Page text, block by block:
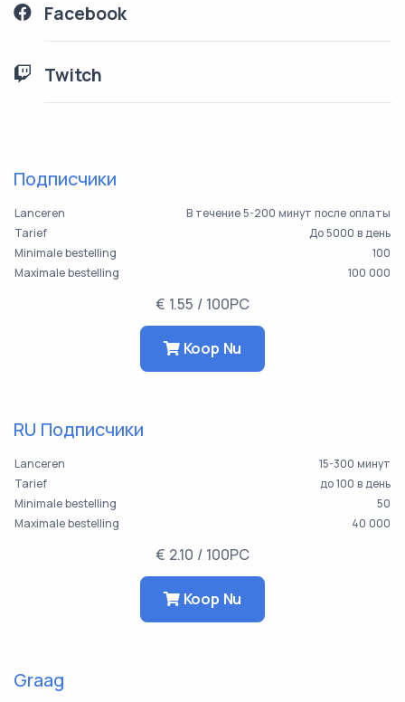
Facebook
Twitch
Подписчики
Lanceren
В течение 5-200 минут после оплаты
Tarief
До 5000 в день
Minimale bestelling
100
Maximale bestelling
100 000
€ 1.55 / 100PC
Koop Nu
RU Подписчики
Lanceren
15-300 минут
Tarief
до 100 в день
Minimale bestelling
50
Maximale bestelling
40 000
€ 2.10 / 100PC
Koop Nu
Graag